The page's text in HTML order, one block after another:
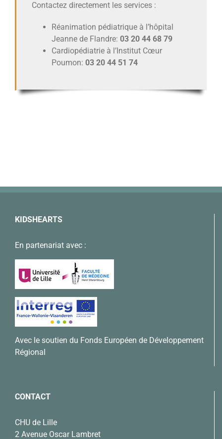
Contactez directement les services :
Réanimation pédiatrique à l’hôpital
Jeanne de Flandre: 03 20 44 68 79
Cardiopédiatrie à l’Institut Cœur
Poumon: 03 20 44 51 74
KIDSHEARTS
En partenariat avec :
Avec le soutien du Fonds Européen de Développement
Régional
CONTACT
CHU de Lille
2 Avenue Oscar Lambret